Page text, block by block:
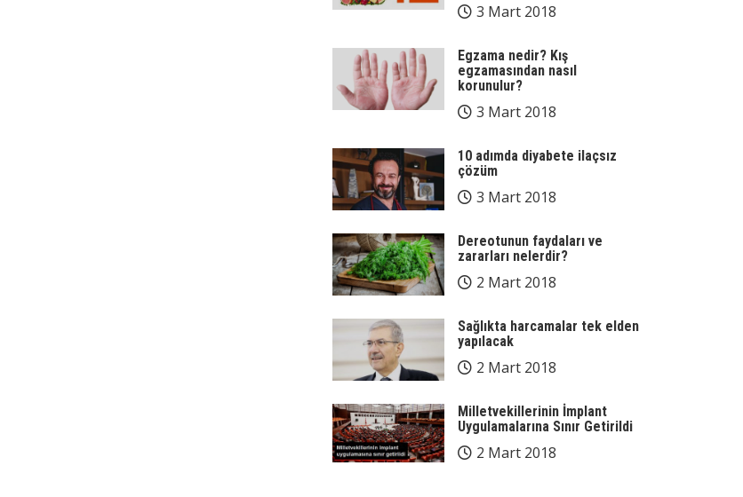
3 Mart 2018
Egzama nedir? Kış
egzamasından nasıl
korunulur?
3 Mart 2018
10 adımda diyabete ilaçsız
çözüm
3 Mart 2018
Dereotunun faydaları ve
zararları nelerdir?
2 Mart 2018
Sağlıkta harcamalar tek elden
yapılacak
2 Mart 2018
Milletvekillerinin İmplant
Uygulamalarına Sınır Getirildi
2 Mart 2018